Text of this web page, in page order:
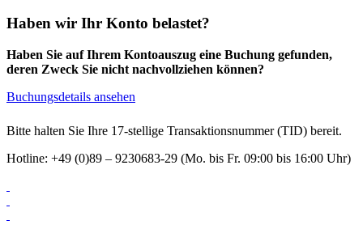
Haben wir Ihr Konto belastet?
Haben Sie auf Ihrem Kontoauszug eine Buchung gefunden,
deren Zweck Sie nicht nachvollziehen können?
Buchungsdetails ansehen
Bitte halten Sie Ihre 17-stellige Transaktionsnummer (TID) bereit.
Hotline: +49 (0)89 – 9230683-29 (Mo. bis Fr. 09:00 bis 16:00 Uhr)